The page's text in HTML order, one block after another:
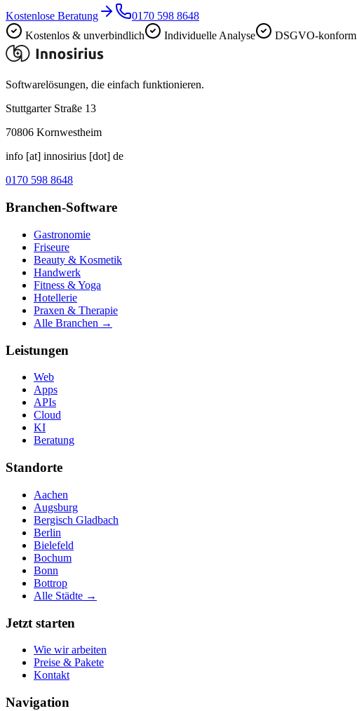
Kostenlose Beratung
0170 598 8648
Kostenlos & unverbindlich
Individuelle Analyse DSGVO-konform
Softwarelösungen, die einfach funktionieren.
Stuttgarter Straße 13
70806 Kornwestheim
info [at] innosirius [dot] de
0170 598 8648
Branchen-Software
Gastronomie
Friseure
Beauty & Kosmetik
Handwerk
Fitness & Yoga
Hotellerie
Praxen & Therapie
Alle Branchen →
Leistungen
Web
Apps
APIs
Cloud
KI
Beratung
Standorte
Aachen
Augsburg
Bergisch Gladbach
Berlin
Bielefeld
Bochum
Bonn
Bottrop
Alle Städte →
Jetzt starten
Wie wir arbeiten
Preise & Pakete
Kontakt
Navigation